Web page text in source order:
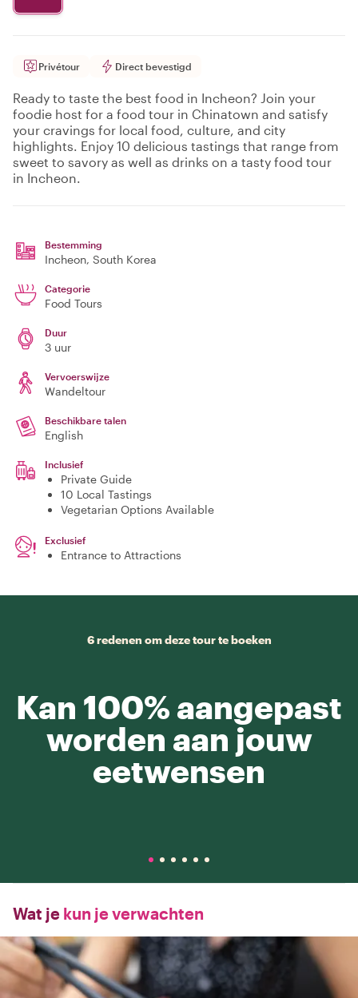
Privétour Direct bevestigd
Ready to taste the best food in Incheon? Join your
foodie host for a food tour in Chinatown and satisfy
your cravings for local food, culture, and city
highlights. Enjoy 10 delicious tastings that range from
sweet to savory as well as drinks on a tasty food tour
in Incheon.
Bestemming
Incheon, South Korea
Categorie
Food Tours
Duur
3 uur
Vervoerswijze
Wandeltour
Beschikbare talen
English
Inclusief
Private Guide
10 Local Tastings
Vegetarian Options Available
Exclusief
Entrance to Attractions
6 redenen om deze tour te boeken
Kan 100% aangepast
worden aan jouw
eetwensen
Wat je kun je verwachten